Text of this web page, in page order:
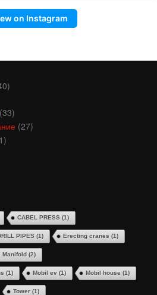
on Instagram
(27)
CABEL PRESS(1)
PIPES(1) Erecting cranes (1)
Manifold(2)
(1) Mobil ev(1) Mobil house (1)
Tower(1)